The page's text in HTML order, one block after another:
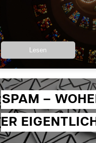
Lesen
SPAM –
ER